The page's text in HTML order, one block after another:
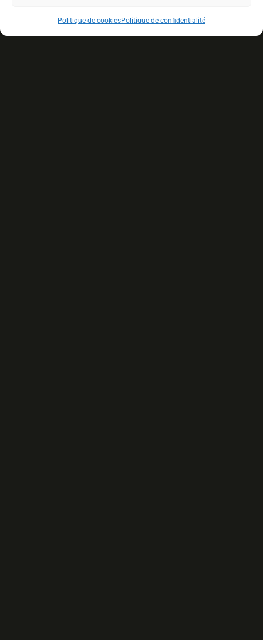
Politique de cookiesPolitique de confidentialité